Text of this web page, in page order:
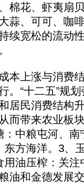
棉花、虾夷扇
蒜、可可、咖
续宽松的流动
上涨与消费
。“十二五”规
居民消费结构
而带来农业板
中粮屯河、
方海洋。3、
油压榨：关
油和金德发展